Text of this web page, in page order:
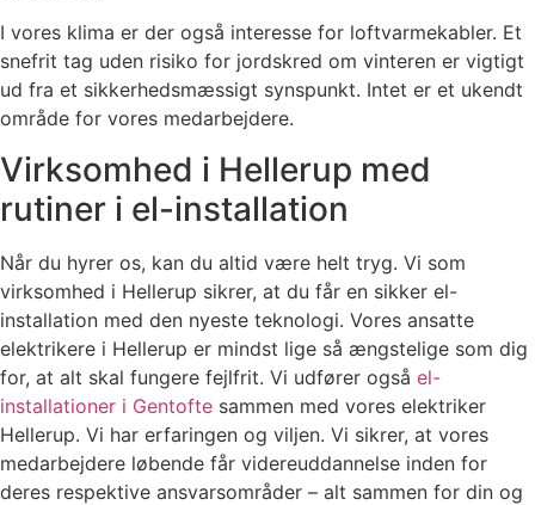
I vores klima er der også interesse for loftvarmekabler. Et
snefrit tag uden risiko for jordskred om vinteren er vigtigt
ud fra et sikkerhedsmæssigt synspunkt. Intet er et ukendt
område for vores medarbejdere.
Virksomhed i Hellerup med
rutiner i el-installation
Når du hyrer os, kan du altid være helt tryg. Vi som
virksomhed i Hellerup sikrer, at du får en sikker el-
installation med den nyeste teknologi. Vores ansatte
elektrikere i Hellerup er mindst lige så ængstelige som dig
for, at alt skal fungere fejlfrit. Vi udfører også el-
installationer i Gentofte sammen med vores elektriker
Hellerup. Vi har erfaringen og viljen. Vi sikrer, at vores
medarbejdere løbende får videreuddannelse inden for
deres respektive ansvarsområder – alt sammen for din og